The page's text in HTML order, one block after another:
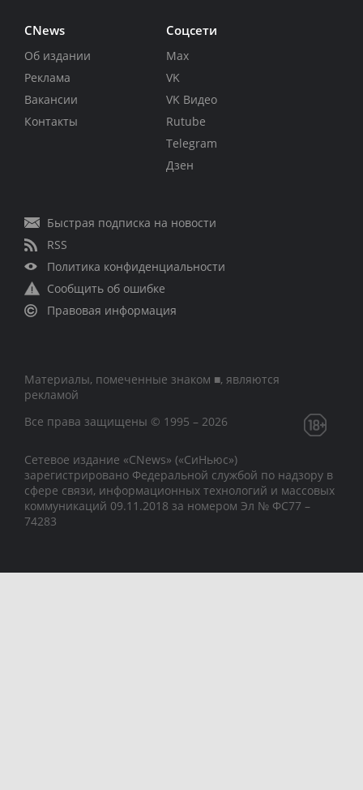
CNews
Об издании
Реклама
Вакансии
Контакты
Соцсети
Max
VK
VK Видео
Rutube
Telegram
Дзен
Быстрая подписка на новости
RSS
Политика конфиденциальности
Сообщить об ошибке
Правовая информация
Материалы, помеченные знаком ■, являются
рекламой
Все права защищены © 1995 – 2026
Сетевое издание «CNews» («СиНьюс»)
зарегистрировано Федеральной службой по надзору в
сфере связи, информационных технологий и массовых
коммуникаций 09.11.2018 за номером Эл № ФС77 –
74283